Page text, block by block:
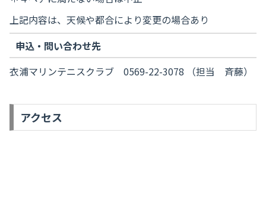
上記内容は、天候や都合により変更の場合あり
申込・問い合わせ先
衣浦マリンテニスクラブ 0569-22-3078 （担当 斉藤）
アクセス